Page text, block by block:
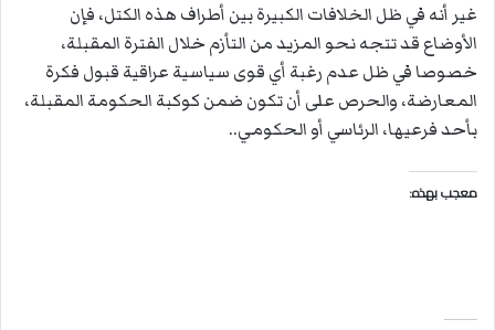
غير أنه في ظل الخلافات الكبيرة بين أطراف هذه الكتل، فإن
الأوضاع قد تتجه نحو المزيد من التأزم خلال الفترة المقبلة،
خصوصا في ظل عدم رغبة أي قوى سياسية عراقية قبول فكرة
المعارضة، والحرص على أن تكون ضمن كوكبة الحكومة المقبلة،
بأحد فرعيها، الرئاسي أو الحكومي..
معجب بهذه: